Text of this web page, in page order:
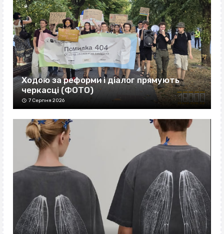
Ходою за реформи і діалог прямують
черкасці (ФОТО)
7 Серпня 2026